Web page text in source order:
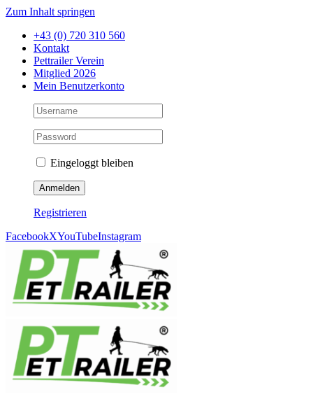
Zum Inhalt springen
+43 (0) 720 310 560
Kontakt
Pettrailer Verein
Mitglied 2026
Mein Benutzerkonto
Eingeloggt bleiben
Registrieren
FacebookXYouTubeInstagram